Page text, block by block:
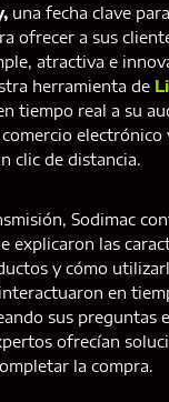
una fecha clave
ofrecer a sus
atractiva e
herramienta de
tiempo real a su
electrónico
clic de distancia.
Sodimac
explicaron las
y cómo
en
sus preguntas
ofrecían
la compra.